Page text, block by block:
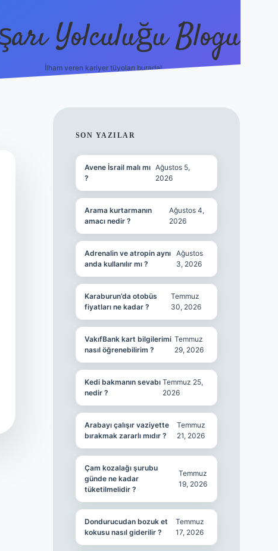
Yolculuğu Blogu
İlham veren kariyer tüyoları burada!
SIDEBAR
SON YAZILAR
Avene İsrail malı mı
?
Ağustos 5,
2026
Arama kurtarmanın
amacı nedir ?
Ağustos 4,
2026
Adrenalin ve atropin aynı
anda kullanılır mı ?
Ağustos
3, 2026
Karaburun’da otobüs
fiyatları ne kadar ?
Temmuz
30, 2026
VakıfBank kart bilgilerimi
nasıl öğrenebilirim ?
Temmuz
29, 2026
Kedi bakmanın sevabı
nedir ?
Temmuz 25,
2026
Arabayı çalışır vaziyette
bırakmak zararlı mıdır ?
Temmuz
21, 2026
Çam kozalağı şurubu
günde ne kadar
tüketilmelidir ?
Temmuz
19, 2026
Dondurucudan bozuk et
kokusu nasıl giderilir ?
Temmuz
17, 2026
https://